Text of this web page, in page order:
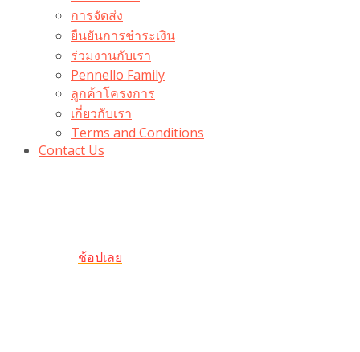
การจัดส่ง
ยืนยันการชำระเงิน
ร่วมงานกับเรา
Pennello Family
ลูกค้าโครงการ
เกี่ยวกับเรา
Terms and Conditions
Contact Us
ช้อปเลย